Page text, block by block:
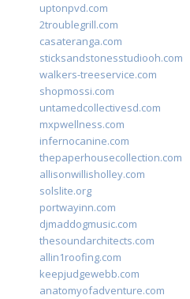
uptonpvd.com
2troublegrill.com
casateranga.com
sticksandstonesstudiooh.com
walkers-treeservice.com
shopmossi.com
untamedcollectivesd.com
mxpwellness.com
infernocanine.com
thepaperhousecollection.com
allisonwillisholley.com
solslite.org
portwayinn.com
djmaddogmusic.com
thesoundarchitects.com
allin1roofing.com
keepjudgewebb.com
anatomyofadventure.com